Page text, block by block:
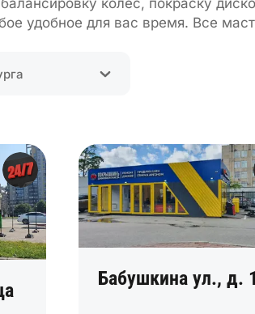
колес, покраску
удобное для вас время. Все
Бабушкина ул., д.